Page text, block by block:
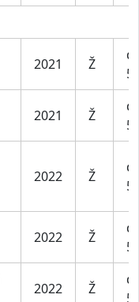
2021 Ž
5
2021 Ž
5
2022 Ž
5
2022 Ž
5
2022 Ž
5